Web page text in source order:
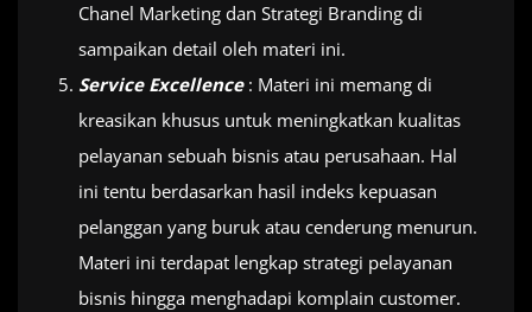
Chanel Marketing dan Strategi Branding di
sampaikan detail oleh materi ini.
Service Excellence: Materi ini memang di
kreasikan khusus untuk meningkatkan kualitas
pelayanan sebuah bisnis atau perusahaan. Hal
ini tentu berdasarkan hasil indeks kepuasan
pelanggan yang buruk atau cenderung menurun.
Materi ini terdapat lengkap strategi pelayanan
bisnis hingga menghadapi komplain customer.